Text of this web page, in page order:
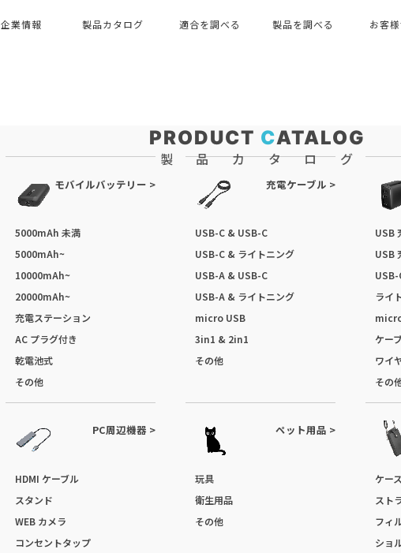
企業情報 製品カタログ 適合を調べる 製品を調べる お客
PRODUCT CATALOG
製品カタログ
モバイルバッテリー >
5000mAh 未満
5000mAh~
10000mAh~
20000mAh~
充電ステーション
AC プラグ付き
乾電池式
その他
充電ケーブル >
USB-C & USB-C
USB-C & ライトニング
USB-A & USB-C
USB-A & ライトニング
micro USB
3in1 & 2in1
その他
USB
USB
USB-
ライ
ケー
ワイ
その
PC周辺機器 >
HDMI ケーブル
スタンド
WEB カメラ
コンセントタップ
ペット用品 >
玩具
衛生用品
その他
ケース
スト
フィ
ショ